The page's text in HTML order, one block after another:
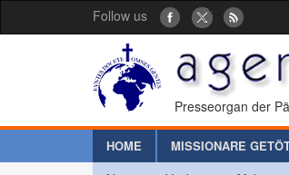
Follow us
Presseorgan der
HOME MISSIONARE